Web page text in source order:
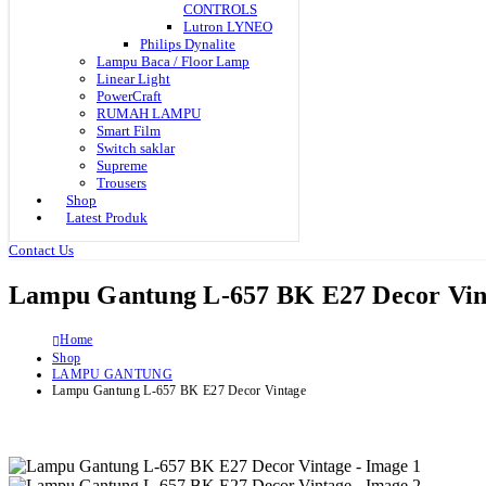
CONTROLS
Lutron LYNEO
Philips Dynalite
Lampu Baca / Floor Lamp
Linear Light
PowerCraft
RUMAH LAMPU
Smart Film
Switch saklar
Supreme
Trousers
Shop
Latest Produk
Contact Us
Lampu Gantung L-657 BK E27 Decor
Home
Shop
LAMPU GANTUNG
Lampu Gantung L-657 BK E27 Decor Vintage